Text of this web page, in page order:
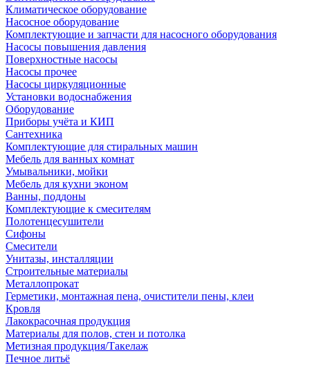
Климатическое оборудование
Насосное оборудование
Комплектующие и запчасти для насосного оборудования
Насосы повышения давления
Поверхностные насосы
Насосы прочее
Насосы циркуляционные
Установки водоснабжения
Оборудование
Приборы учёта и КИП
Сантехника
Комплектующие для стиральных машин
Мебель для ванных комнат
Умывальники, мойки
Мебель для кухни эконом
Ванны, поддоны
Комплектующие к смесителям
Полотенцесушители
Сифоны
Смесители
Унитазы, инсталляции
Строительные материалы
Металлопрокат
Герметики, монтажная пена, очистители пены, клеи
Кровля
Лакокрасочная продукция
Материалы для полов, стен и потолка
Метизная продукция/Такелаж
Печное литьё